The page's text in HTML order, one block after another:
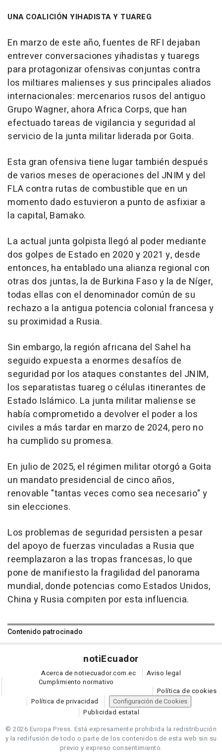
UNA COALICIÓN YIHADISTA Y TUAREG
En marzo de este año, fuentes de RFI dejaban
entrever conversaciones yihadistas y tuaregs
para protagonizar ofensivas conjuntas contra
los miltiares malienses y sus principales aliados
internacionales: mercenarios rusos del antiguo
Grupo Wagner, ahora Africa Corps, que han
efectuado tareas de vigilancia y seguridad al
servicio de la junta militar liderada por Goita.
Esta gran ofensiva tiene lugar también después
de varios meses de operaciones del JNIM y del
FLA contra rutas de combustible que en un
momento dado estuvieron a punto de asfixiar a
la capital, Bamako.
La actual junta golpista llegó al poder mediante
dos golpes de Estado en 2020 y 2021 y, desde
entonces, ha entablado una alianza regional con
otras dos juntas, la de Burkina Faso y la de Níger,
todas ellas con el denominador común de su
rechazo a la antigua potencia colonial francesa y
su proximidad a Rusia.
Sin embargo, la región africana del Sahel ha
seguido expuesta a enormes desafíos de
seguridad por los ataques constantes del JNIM,
los separatistas tuareg o células itinerantes de
Estado Islámico. La junta militar maliense se
había comprometido a devolver el poder a los
civiles a más tardar en marzo de 2024, pero no
ha cumplido su promesa.
En julio de 2025, el régimen militar otorgó a Goita
un mandato presidencial de cinco años,
renovable "tantas veces como sea necesario" y
sin elecciones.
Los problemas de seguridad persisten a pesar
del apoyo de fuerzas vinculadas a Rusia que
reemplazaron a las tropas francesas, lo que
pone de manifiesto la fragilidad del panorama
mundial, donde potencias como Estados Unidos,
China y Rusia compiten por esta influencia.
Contenido patrocinado
notiEcuador
Acerca de notiecuador.com.ec
Aviso legal
Cumplimiento normativo
Política de cookies
Política de privacidad
Configuración de Cookies
Publicidad estatal
© 2026 Europa Press. Está expresamente prohibida la redistribución
y la redifusión de todo o parte de los contenidos de esta web sin su
previo y expreso consentimiento.